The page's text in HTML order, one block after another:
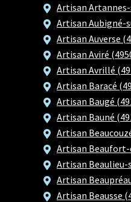
Artisan
Artisan Aubigné-
Artisan Auverse
Artisan Aviré
Artisan Avrillé
Artisan Baracé
Artisan Baugé
Artisan Bauné
Artisan
Artisan Beaufort-
Artisan Beaulieu-
Artisan
Artisan Beausse